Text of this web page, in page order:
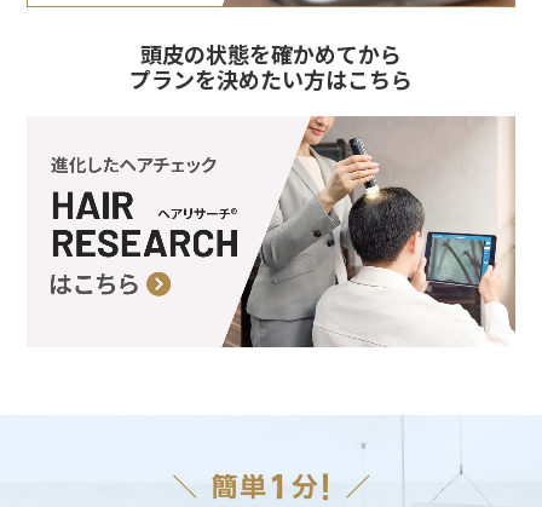
頭皮の状態を確かめてから
プランを決めたい方はこちら